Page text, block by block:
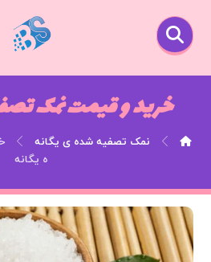
خرید و قیمت نمک
نمک تصفیه شده ی یگانه
ه یگانه